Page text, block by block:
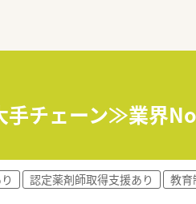
手チェーン≫業界
認定薬剤師取得支援あり 教育